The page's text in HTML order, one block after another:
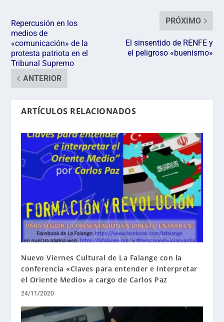
Repercusión en los
medios de
«comunicación» de la
protesta patriota en el
Tribunal Supremo
ANTERIOR
PRÓXIMO
El sinsentido de RENFE y
el peligroso «buenismo»
ARTÍCULOS RELACIONADOS
Nuevo Viernes Cultural de La Falange con la
conferencia «Claves para entender e interpretar
el Oriente Medio» a cargo de Carlos Paz
24/11/2020